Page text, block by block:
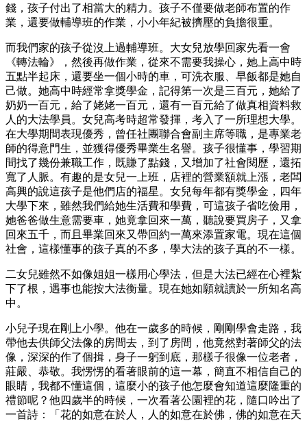
錢，孩子付出了相當大的精力。孩子不僅要做老師布置的作
業，還要做輔導班的作業，小小年紀被擠壓的負擔很重。
而我們家的孩子從沒上過輔導班。大女兒放學回家先看一會
《轉法輪》，然後再做作業，從來不需要我操心，她上高中時
五點半起床，還要坐一個小時的車，可洗衣服、早飯都是她自
己做。她高中時經常拿獎學金，記得第一次是三百元，她給了
奶奶一百元，給了姥姥一百元，還有一百元給了做真相資料救
人的大法學員。女兒高考時超常發揮，考入了一所理想大學。
在大學期間表現優秀，曾任社團聯合會副主席等職，是專業老
師的得意門生，並獲得優秀畢業生名譽。孩子很懂事，學習期
間找了幾份兼職工作，既賺了點錢，又增加了社會閱歷，還拓
寬了人脈。有趣的是女兒一上班，店裡的營業額就上漲，老闆
高興的說這孩子是他們店的福星。女兒每年都有獎學金，四年
大學下來，雖然我們給她生活費和學費，可這孩子省吃儉用，
她爸爸做生意需要車，她竟拿回來一萬，聽說要買房子，又拿
回來五千，而且畢業回來又帶回約一萬來添置家電。現在這個
社會，這樣懂事的孩子真的不多，學大法的孩子真的不一樣。
二女兒雖然不如像姐姐一樣用心學法，但是大法已經在心裡紮
下了根，遇事也能按大法衡量。現在她如願就讀於一所知名高
中。
小兒子現在剛上小學。他在一歲多的時候，剛剛學會走路，我
帶他去供師父法像的房間去，到了房間，他竟然對著師父的法
像，深深的作了個揖，身子一躬到底，那樣子很像一位老者，
莊嚴、恭敬。我愣愣的看著眼前的這一幕，簡直不相信自己的
眼睛，我都不懂這個，這麼小的孩子他怎麼會知道這麼隆重的
禮節呢？他四歲半的時候，一次看著公園裡的花，隨口吟出了
一首詩：「花的如意在於人，人的如意在於佛，佛的如意在天